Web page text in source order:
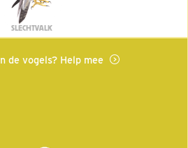
SLECHTVALK
de vogels? Help mee